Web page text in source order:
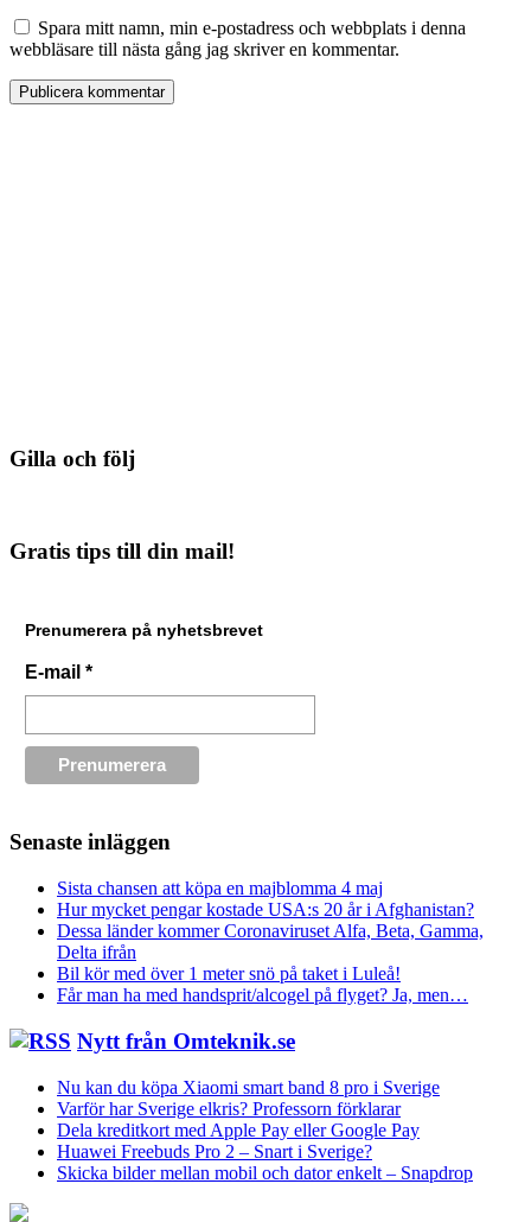
Spara mitt namn, min e-postadress och webbplats i denna
webbläsare till nästa gång jag skriver en kommentar.
Gilla och följ
Gratis tips till din mail!
Prenumerera på nyhetsbrevet
E-mail *
Senaste inläggen
Sista chansen att köpa en majblomma 4 maj
Hur mycket pengar kostade USA:s 20 år i Afghanistan?
Dessa länder kommer Coronaviruset Alfa, Beta, Gamma,
Delta ifrån
Bil kör med över 1 meter snö på taket i Luleå!
Får man ha med handsprit/alcogel på flyget? Ja, men…
Nytt från Omteknik.se
Nu kan du köpa Xiaomi smart band 8 pro i Sverige
Varför har Sverige elkris? Professorn förklarar
Dela kreditkort med Apple Pay eller Google Pay
Huawei Freebuds Pro 2 – Snart i Sverige?
Skicka bilder mellan mobil och dator enkelt – Snapdrop